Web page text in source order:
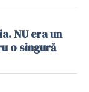
NU era un
o singură